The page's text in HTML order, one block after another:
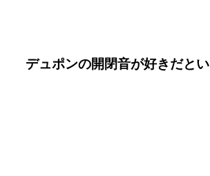
デュポンの開閉音が好きだと